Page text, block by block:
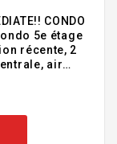
CONDO
récente, 2
air
garage
à 5